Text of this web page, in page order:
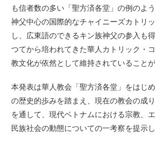
も信者数の多い「聖方済各堂」の例のよ
神父中心の国際的なチャイニーズカトリ
し、広東語のできるキン族神父の参入も
つてから培われてきた華人カトリック・
教文化が依然として維持されていることが
本発表は華人教会「聖方済各堂」をはじ
の歴史的歩みを踏まえ、現在の教会の成
を通して、現代ベトナムにおける宗教、
民族社会の動態についての一考察を提示し